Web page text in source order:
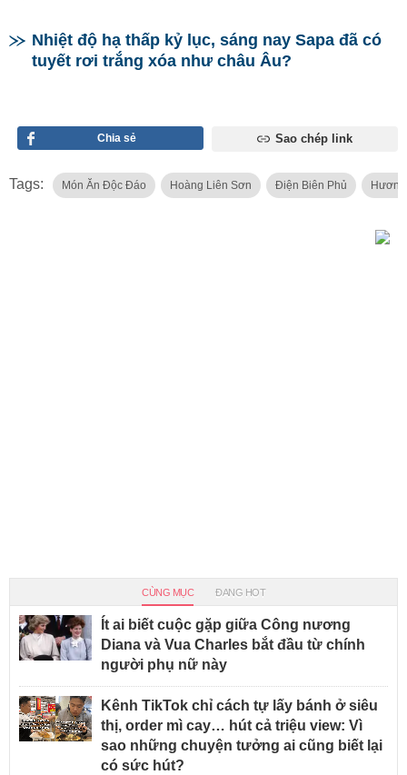
Nhiệt độ hạ thấp kỷ lục, sáng nay Sapa đã có
tuyết rơi trắng xóa như châu Âu?
Chia sẻ Sao chép link
Tags: Món Ăn Độc Đáo Hoàng Liên Sơn Điện Biên Phủ
CÙNG MỤC ĐANG HOT
Ít ai biết cuộc gặp giữa Công nương
Diana và Vua Charles bắt đầu từ chính
người phụ nữ này
Kênh TikTok chỉ cách tự lấy bánh ở siêu
thị, order mì cay… hút cả triệu view: Vì
sao những chuyện tưởng ai cũng biết lại
có sức hút?